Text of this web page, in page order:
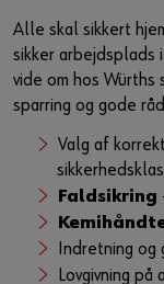
Alle skal sikkert
sikker arbejdsplads
vide om hos
sparring og gode
Valg af
Faldsikring
Indretning
Lovgivning